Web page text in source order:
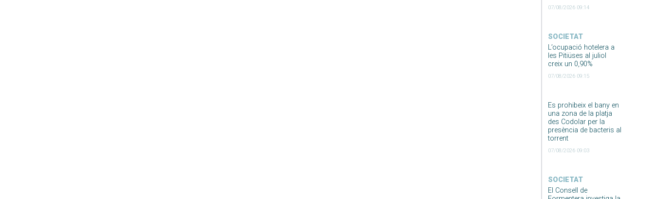
07/08/2026 09:14
SOCIETAT
L’ocupació hotelera a
les Pitiüses al juliol
creix un 0,90%
07/08/2026 09:15
Es prohibeix el bany en
una zona de la platja
des Codolar per la
presència de bacteris al
torrent
07/08/2026 09:03
SOCIETAT
El Consell de